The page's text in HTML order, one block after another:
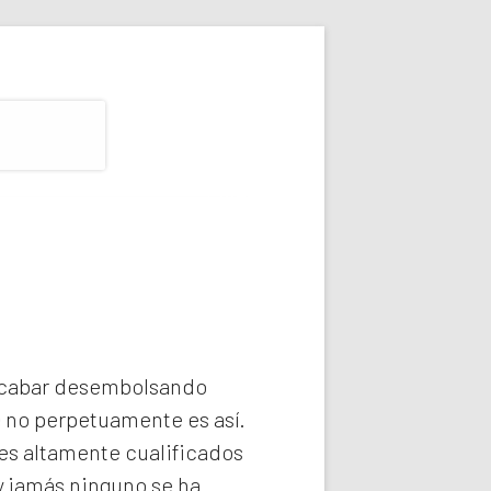
desembolsando
perpetuamente es así.
altamente cualificados
ninguno se ha